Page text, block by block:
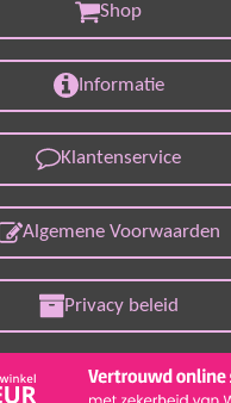
Shop
Informatie
Klantenservice
Algemene Voorwaarden
Privacy beleid